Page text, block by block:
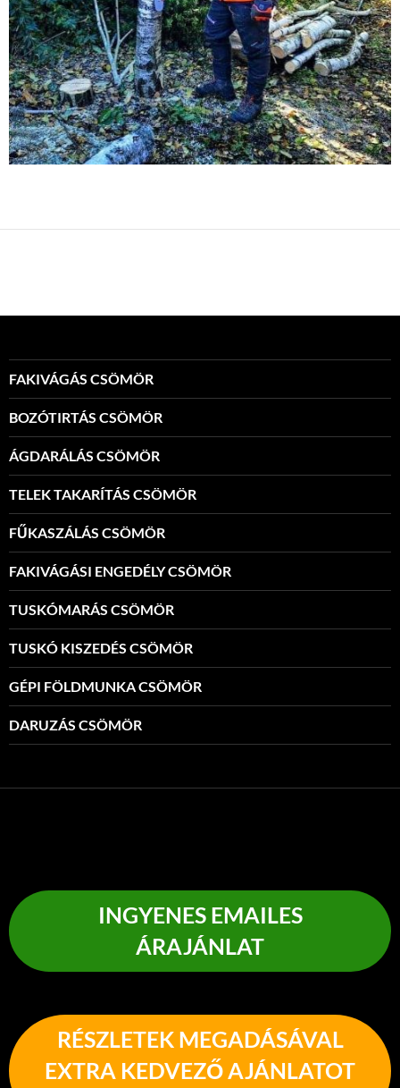
FAKIVÁGÁS CSÖMÖR
BOZÓTIRTÁS CSÖMÖR
ÁGDARÁLÁS CSÖMÖR
TELEK TAKARÍTÁS CSÖMÖR
FŰKASZÁLÁS CSÖMÖR
FAKIVÁGÁSI ENGEDÉLY CSÖMÖR
TUSKÓMARÁS CSÖMÖR
TUSKÓ KISZEDÉS CSÖMÖR
GÉPI FÖLDMUNKA CSÖMÖR
DARUZÁS CSÖMÖR
INGYENES EMAILES
ÁRAJÁNLAT
RÉSZLETEK MEGADÁSÁVAL
EXTRA KEDVEZŐ AJÁNLATOT